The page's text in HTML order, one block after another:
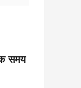
समय